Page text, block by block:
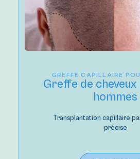
GREFFE CAPILLAIRE
Greffe de cheveux
hommes
Transplantation capillaire
précise